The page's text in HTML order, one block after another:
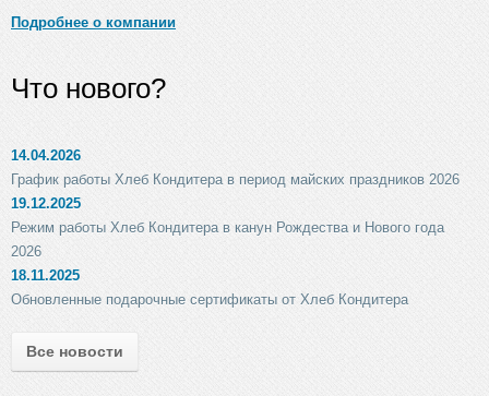
Подробнее о компании
Что нового?
14.04.2026
График работы Хлеб Кондитера в период майских праздников 2026
19.12.2025
Режим работы Хлеб Кондитера в канун Рождества и Нового года
2026
18.11.2025
Обновленные подарочные сертификаты от Хлеб Кондитера
Все новости